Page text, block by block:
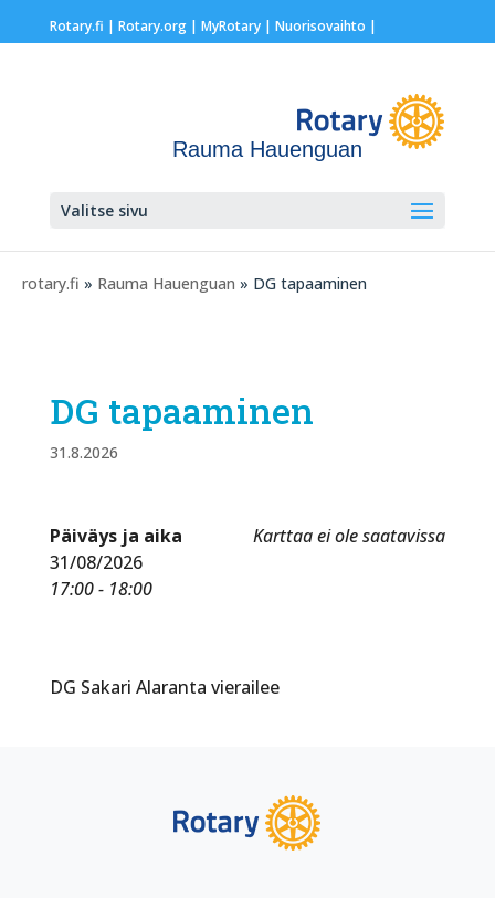
Rotary.fi | Rotary.org| MyRotary | Nuorisovaihto |
Rauma Hauenguan
Valitse sivu
rotary.fi » Rauma Hauenguan » DG tapaaminen
DG tapaaminen
31.8.2026
Karttaa ei ole saatavissa
Päiväys ja aika
31/08/2026
17:00 - 18:00
DG Sakari Alaranta vierailee